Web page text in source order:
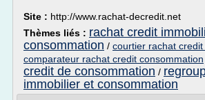
Site : http://www.rachat-decredit.net
Thèmes liés : rachat credit
consommation / courtier rachat
comparateur rachat credit consommation
credit de consommation /
immobilier et consommation